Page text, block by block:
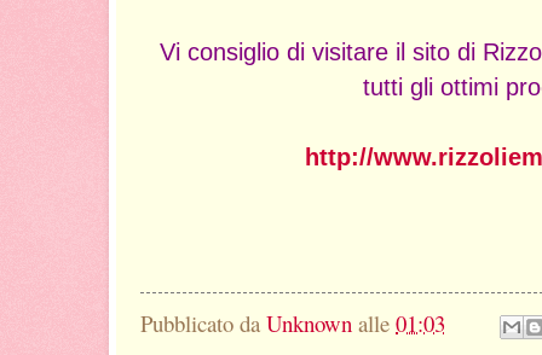
Vi consiglio di visitare il sito di
tutti gli ottimi
http://
Pubblicato da Unknown alle 01:03